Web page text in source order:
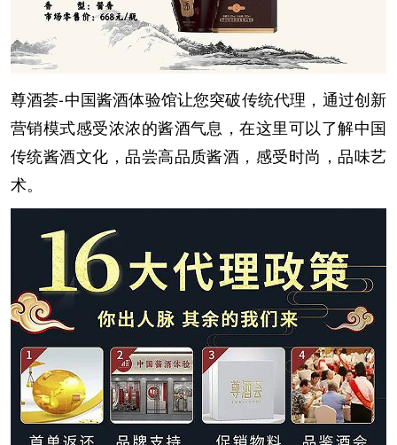
尊酒荟-中国酱酒体验馆让您突破传统代理，通过创新
营销模式感受浓浓的酱酒气息，在这里可以了解中国
传统酱酒文化，品尝高品质酱酒，感受时尚，品味艺
术。